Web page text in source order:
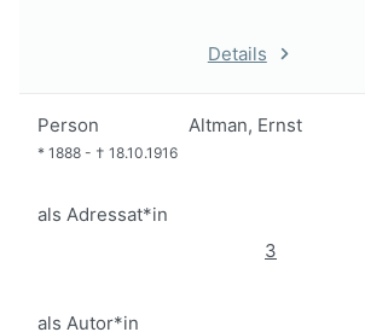
Details
Person Altman, Ernst
* 1888 - † 18.10.1916
als Adressat*in
3
als Autor*in